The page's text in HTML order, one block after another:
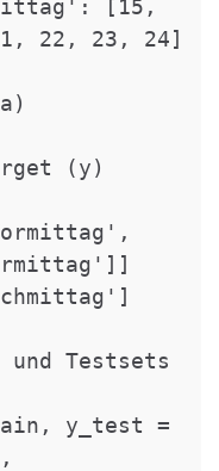
22, 23, 24]
(y)
Testsets
y_test =